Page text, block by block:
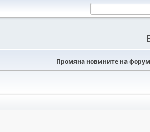
Промяна новините на